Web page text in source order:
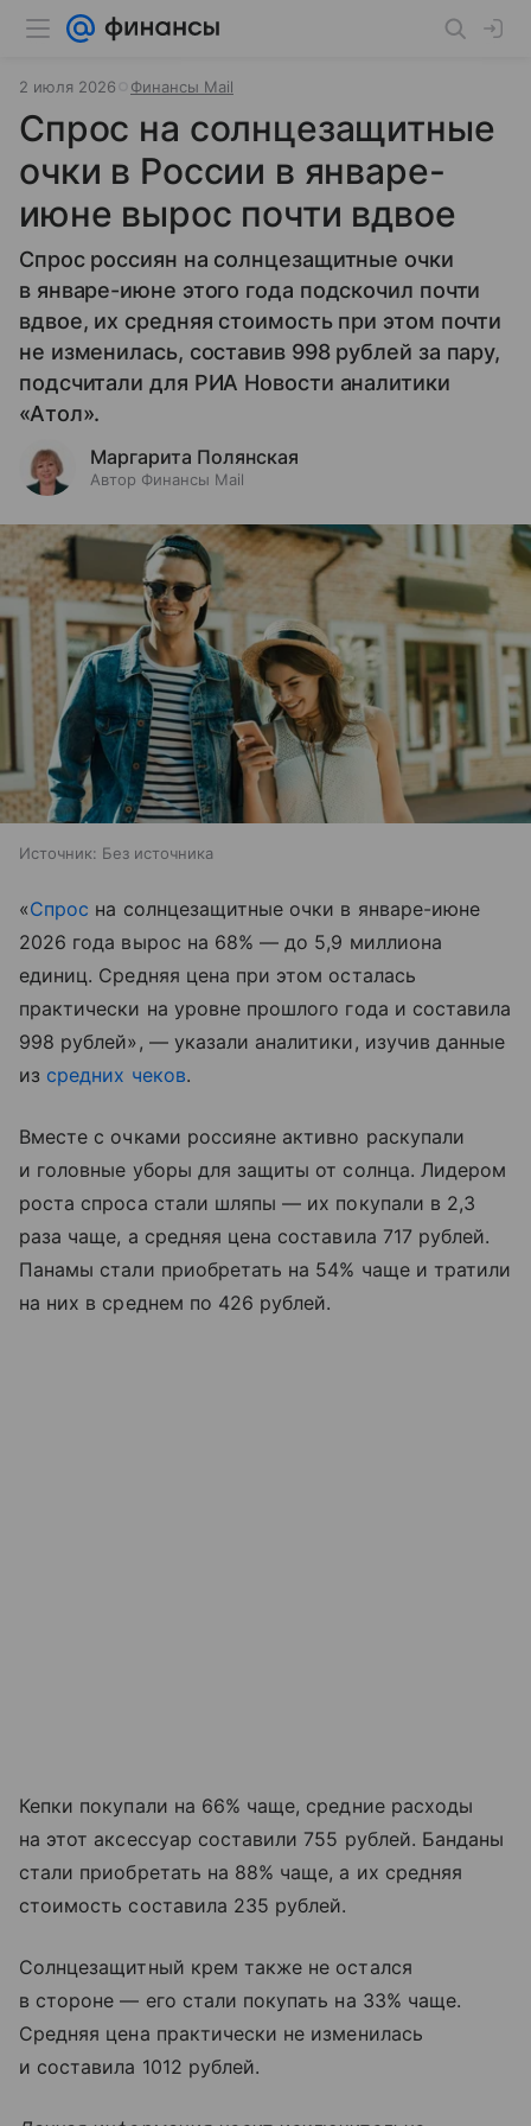
2 июля 2026 Финансы Mail
Спрос на солнцезащитные
очки в России в январе-
июне вырос почти вдвое
Спрос россиян на солнцезащитные очки
в январе-июне этого года подскочил почти
вдвое, их средняя стоимость при этом почти
не изменилась, составив 998 рублей за пару,
подсчитали для РИА Новости аналитики
«Атол».
Маргарита Полянская
Автор Финансы Mail
Источник: Без источника
«Спрос на солнцезащитные очки в январе-июне
2026 года вырос на 68% — до 5,9 миллиона
единиц. Средняя цена при этом осталась
практически на уровне прошлого года и составила
998 рублей», — указали аналитики, изучив данные
из средних чеков.
Вместе с очками россияне активно раскупали
и головные уборы для защиты от солнца. Лидером
роста спроса стали шляпы — их покупали в 2,3
раза чаще, а средняя цена составила 717 рублей.
Панамы стали приобретать на 54% чаще и тратили
на них в среднем по 426 рублей.
Кепки покупали на 66% чаще, средние расходы
на этот аксессуар составили 755 рублей. Банданы
стали приобретать на 88% чаще, а их средняя
стоимость составила 235 рублей.
Солнцезащитный крем также не остался
в стороне — его стали покупать на 33% чаще.
Средняя цена практически не изменилась
и составила 1012 рублей.